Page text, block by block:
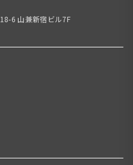
6 山兼新宿ビル7F